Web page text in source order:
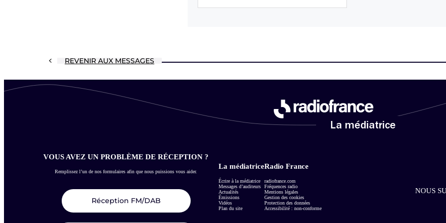
REVENIR AUX MESSAGES
La médiatrice
VOUS AVEZ UN PROBLÈME DE RÉCEPTION ?
Remplissez l’un de nos formulaires afin que nous puissions vous aider.
Réception FM/DAB
La médiatrice
Écrire à la médiatrice
Messages d’auditeurs
Actualités
Émissions
Vidéos
Plan du site
Radio France
radiofrance.com
Fréquences radio
Mentions légales
Gestion des cookies
Protection des données
Accessibilité : non-conforme
NOUS